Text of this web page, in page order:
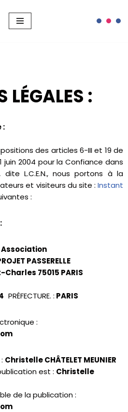
LÉGALES :
:
des articles 6-III et 19 de
juin 2004 pour la Confiance dans
dite L.C.E.N., nous portons à la
et visiteurs du site : Instant
:
Association
PASSERELLE
75015 PARIS
PRÉFECTURE. : PARIS
:
Christelle CHÂTELET MEUNIER
est : Christelle
de la publication :